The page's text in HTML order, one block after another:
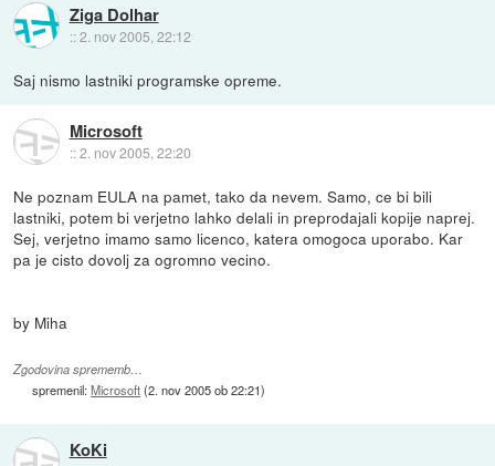
Ziga Dolhar
::2. nov 2005, 22:12
Saj nismo lastniki programske opreme.
Microsoft
::2. nov 2005, 22:20
Ne poznam EULA na pamet, tako da nevem. Samo, ce bi bili
lastniki, potem bi verjetno lahko delali in preprodajali kopije naprej.
Sej, verjetno imamo samo licenco, katera omogoca uporabo. Kar
pa je cisto dovolj za ogromno vecino.
by Miha
Zgodovina sprememb…
spremenil:Microsoft(2. nov 2005 ob 22:21)
KoKi